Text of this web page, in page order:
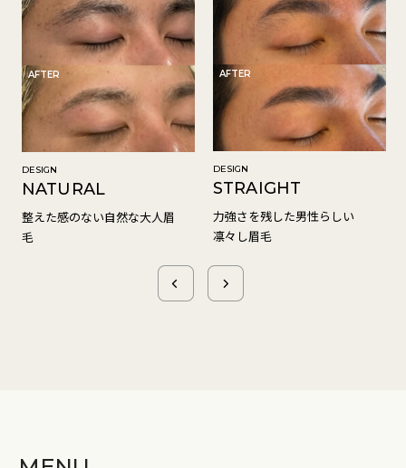
akiさん
男性/10代後半
初めての眉毛サロンでしたが、接客と説明がとても丁寧で安
心して施術を受けることが出来ました。仕上がりもとても満
足です。ありがとうございました。
男性/40代/自営業
AFTER
DESIGN
NATURAL
整えた感のない自然な大人眉
毛
AFTER
DESIGN
STRAIGHT
力強さを残した男性らしい
凛々し眉毛